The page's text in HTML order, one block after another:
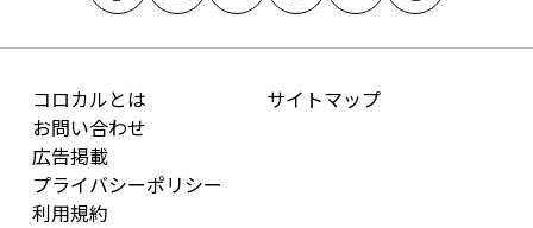
コロカルとは
お問い合わせ
広告掲載
プライバシーポリシー
利用規約
サイトマップ